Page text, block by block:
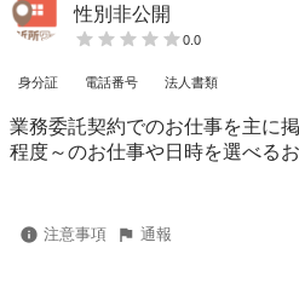
性別非公開
0.0
身分証 電話番号 法人書類
業務委託契約でのお仕事を主に
程度～のお仕事や日時を選べる
注意事項 通報